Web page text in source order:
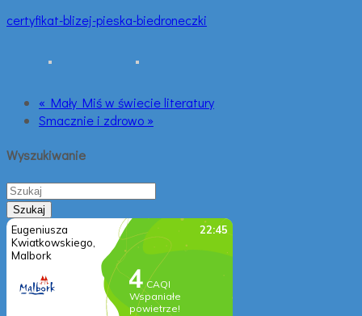
certyfikat-blizej-pieska-biedroneczki
« Mały Miś w świecie literatury
Smacznie i zdrowo »
Wyszukiwanie